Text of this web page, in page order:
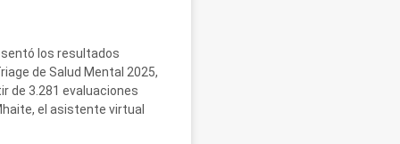
los resultados
de Salud Mental 2025,
de 3.281 evaluaciones
el asistente virtual